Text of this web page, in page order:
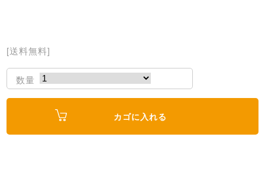
[送料無料]
数量
カゴに入れる